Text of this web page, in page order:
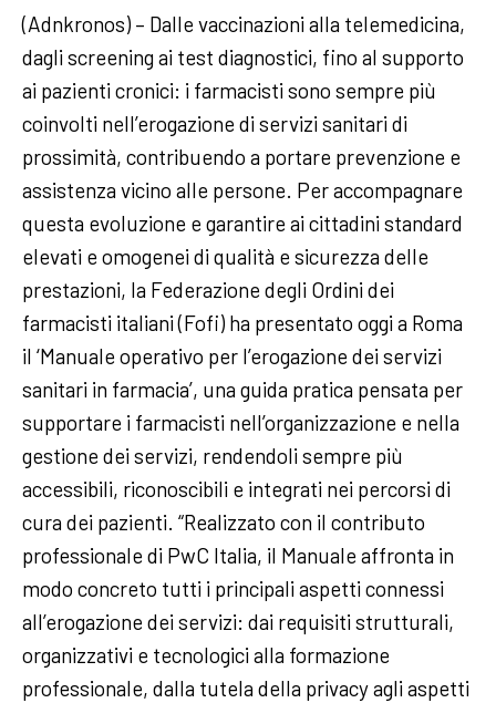
(Adnkronos) – Dalle vaccinazioni alla telemedicina,
dagli screening ai test diagnostici, fino al supporto
ai pazienti cronici: i farmacisti sono sempre più
coinvolti nell’erogazione di servizi sanitari di
prossimità, contribuendo a portare prevenzione e
assistenza vicino alle persone. Per accompagnare
questa evoluzione e garantire ai cittadini standard
elevati e omogenei di qualità e sicurezza delle
prestazioni, la Federazione degli Ordini dei
farmacisti italiani (Fofi) ha presentato oggi a Roma
il ‘Manuale operativo per l’erogazione dei servizi
sanitari in farmacia’, una guida pratica pensata per
supportare i farmacisti nell’organizzazione e nella
gestione dei servizi, rendendoli sempre più
accessibili, riconoscibili e integrati nei percorsi di
cura dei pazienti. “Realizzato con il contributo
professionale di PwC Italia, il Manuale affronta in
modo concreto tutti i principali aspetti connessi
all’erogazione dei servizi: dai requisiti strutturali,
organizzativi e tecnologici alla formazione
professionale, dalla tutela della privacy agli aspetti